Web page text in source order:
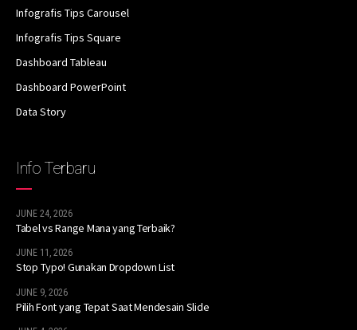
Infografis Tips Carousel
Infografis Tips Square
Dashboard Tableau
Dashboard PowerPoint
Data Story
Info Terbaru
JUNE 24, 2026
Tabel vs Range Mana yang Terbaik?
JUNE 11, 2026
Stop Typo! Gunakan Dropdown List
JUNE 9, 2026
Pilih Font yang Tepat Saat Mendesain Slide